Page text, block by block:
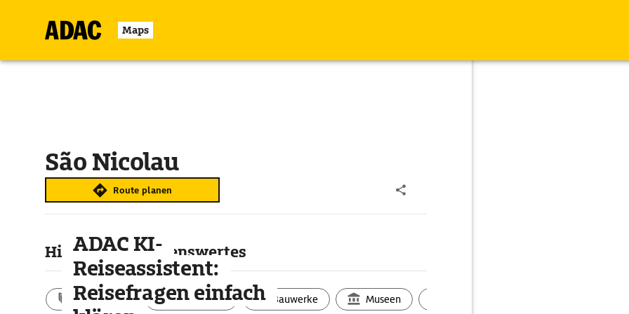
Maps
São Nicolau
Route planen
Highlights & Sehenswertes
Aktivitäten Landschaft Bauwerke Museen
ADAC KI-
Reiseassistent:
Reisefragen einfach